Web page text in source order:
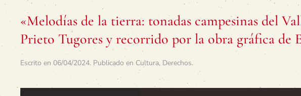
«Melodías de la tierra: tonadas campesinas del
Prieto Tugores y recorrido por la obra gráfica de
Escrito en 06/04/2024. Publicado en Cultura, Derechos.